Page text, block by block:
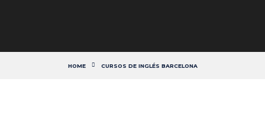
HOME CURSOS DE INGLÉS BARCELONA